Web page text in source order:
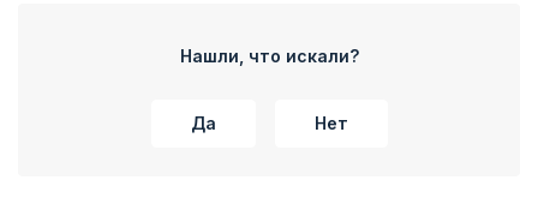
Нашли, что искали?
Да Нет